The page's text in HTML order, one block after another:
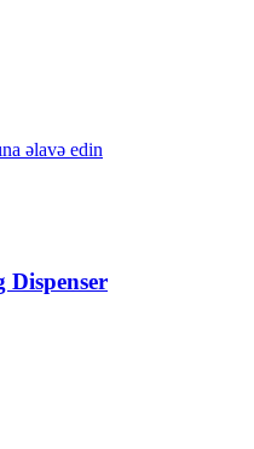
əlavə edin
Dispenser